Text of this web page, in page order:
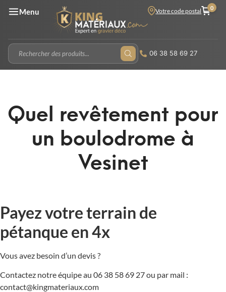
Menu Votre code postal 0
06 38 58 69 27
Quel revêtement pour
un boulodrome à
Vesinet
Payez votre terrain de
pétanque en 4x
Vous avez besoin d’un devis ?
Contactez notre équipe au 06 38 58 69 27 ou par mail :
contact@kingmateriaux.com